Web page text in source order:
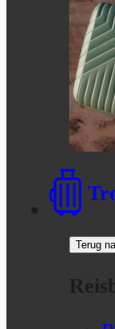
Terug